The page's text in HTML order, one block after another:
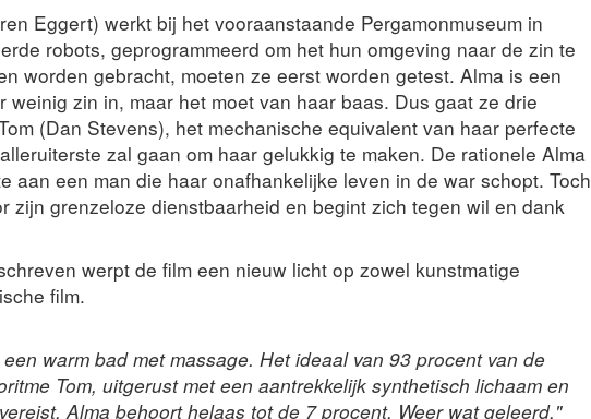
Eggert) werkt bij het vooraanstaande Pergamonmuseum in
robots, geprogrammeerd om het hun omgeving naar de zin te
worden gebracht, moeten ze eerst worden getest. Alma is een
weinig zin in, maar het moet van haar baas. Dus gaat ze drie
(Dan Stevens), het mechanische equivalent van haar perfecte
zal gaan om haar gelukkig te maken. De rationele Alma
aan een man die haar onafhankelijke leven in de war schopt. Toch
zijn grenzeloze dienstbaarheid en begint zich tegen wil en dank
werpt de film een nieuw licht op zowel kunstmatige
film.
warm bad met massage. Het ideaal van 93 procent van de
Tom, uitgerust met een aantrekkelijk synthetisch lichaam en
Alma behoort helaas tot de 7 procent. Weer wat geleerd."